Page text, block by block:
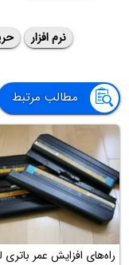
نرم افزار
مطالب مرتبط
راه‌های افزایش عمر